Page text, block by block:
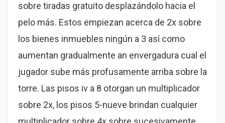
sobre tiradas gratuito desplazándolo hacia el
pelo más. Estos empiezan acerca de 2x sobre
los bienes inmuebles ningún a 3 así­ como
aumentan gradualmente an envergadura cual el
jugador sube más profusamente arriba sobre la
torre. Las pisos iv a 8 otorgan un multiplicador
sobre 2x, los pisos 5-nueve brindan cualquier